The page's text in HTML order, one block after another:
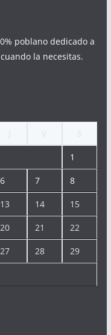
poblano dedicado a
la necesitas.
1
6 7 8
13 14 15
20 21 22
27 28 29